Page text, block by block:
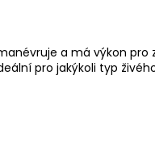
a má výkon
pro jakýkoli typ